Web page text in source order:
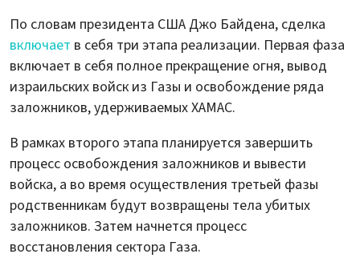
По словам президента США Джо Байдена, сделка
включает в себя три этапа реализации. Первая фаза
включает в себя полное прекращение огня, вывод
израильских войск из Газы и освобождение ряда
заложников, удерживаемых ХАМАС.
В рамках второго этапа планируется завершить
процесс освобождения заложников и вывести
войска, а во время осуществления третьей фазы
родственникам будут возвращены тела убитых
заложников. Затем начнется процесс
восстановления сектора Газа.